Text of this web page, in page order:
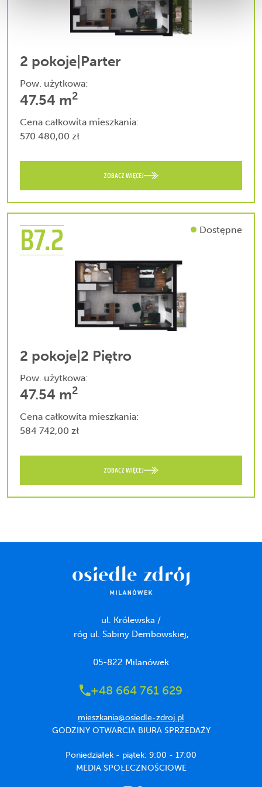
2 pokoje Parter
Pow. użytkowa:
47.54 m2
Cena całkowita mieszkania:
570 480,00 zł
ZOBACZ WIĘCEJ
B7.2 Dostępne
2 pokoje 2 Piętro
Pow. użytkowa:
47.54 m2
Cena całkowita mieszkania:
584 742,00 zł
ZOBACZ WIĘCEJ
ul. Królewska /
róg ul. Sabiny Dembowskiej,
05-822 Milanówek
+48 664 761 629
mieszkania@osiedle-zdroj.pl
GODZINY OTWARCIA BIURA SPRZEDAŻY
Poniedziałek - piątek: 9:00 - 17:00
MEDIA SPOŁECZNOŚCIOWE